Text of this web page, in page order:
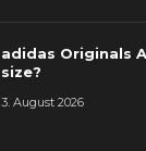
adidas Originals
size?
3. August 2026